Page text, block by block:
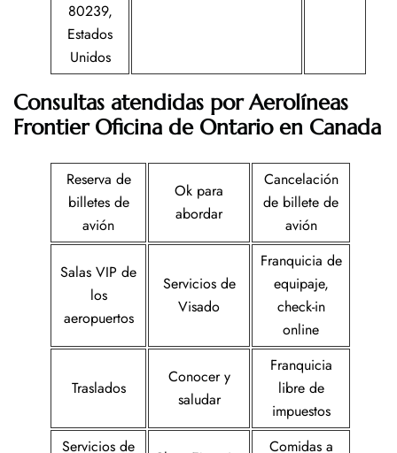
80239,
Estados
Unidos
Consultas atendidas por Aerolíneas
Frontier Oficina de Ontario en Canada
Reserva de
billetes de
avión
Ok para
abordar
Cancelación
de billete de
avión
Salas VIP de
los
aeropuertos
Servicios de
Visado
Franquicia de
equipaje,
check-in
online
Traslados
Conocer y
saludar
Franquicia
libre de
impuestos
Servicios de
Comidas a